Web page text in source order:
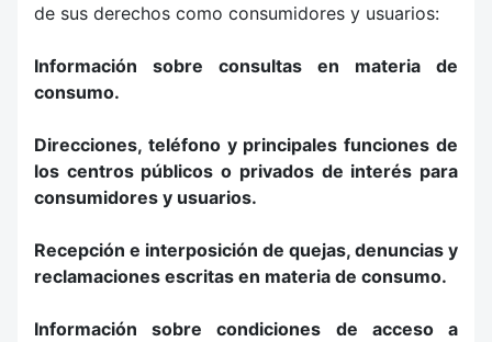
de sus derechos como consumidores y usuarios:
Información sobre consultas en materia de
consumo.
Direcciones, teléfono y principales funciones de
los centros públicos o privados de interés para
consumidores y usuarios.
Recepción e interposición de quejas, denuncias y
reclamaciones escritas en materia de consumo.
Información sobre condiciones de acceso a